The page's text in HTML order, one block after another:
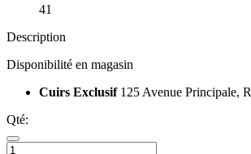
41
Description
Disponibilité en magasin
Cuirs Exclusif 125 Avenue Principale,
Qté: